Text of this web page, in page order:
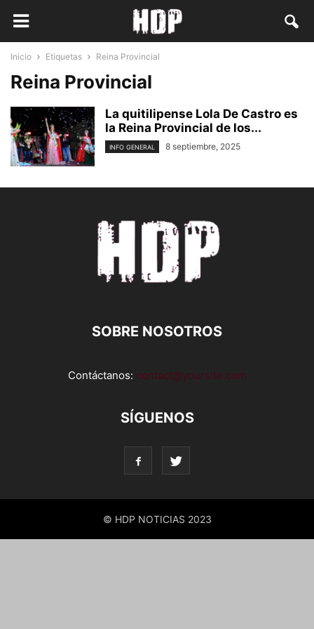
Inicio Etiquetas Reina Provincial
Reina Provincial
La quitilipense Lola De Castro es
la Reina Provincial de los...
INFO GENERAL 8 septiembre, 2025
SOBRE NOSOTROS
Contáctanos: contact@yoursite.com
SÍGUENOS
© HDP NOTICIAS 2023